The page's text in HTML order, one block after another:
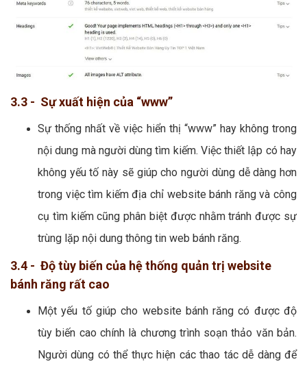
3.3 - Sự xuất hiện của “www”
Sự thống nhất về việc hiển thị “www” hay không trong
nội dung mà người dùng tìm kiếm. Việc thiết lập có hay
không yếu tố này sẽ giúp cho người dùng dễ dàng hơn
trong việc tìm kiếm địa chỉ website bánh răng và công
cụ tìm kiếm cũng phân biệt được nhằm tránh được sự
trùng lặp nội dung thông tin web bánh răng.
3.4 - Độ tùy biến của hệ thống quản trị website
bánh răng rất cao
Một yếu tố giúp cho website bánh răng có được độ
tùy biến cao chính là chương trình soạn thảo văn bản.
Người dùng có thể thực hiện các thao tác dễ dàng để